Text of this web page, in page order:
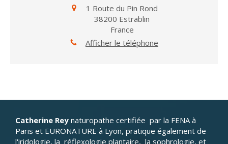
1 Route du Pin Rond
38200 Estrablin
France
Afficher le téléphone
Catherine Rey naturopathe certifiée par la FENA à
Paris et EURONATURE à Lyon, pratique également de
l'iridologie, la réflexologie plantaire, la sophrologie, et